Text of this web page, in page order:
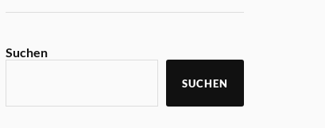
Suchen
SUCHEN